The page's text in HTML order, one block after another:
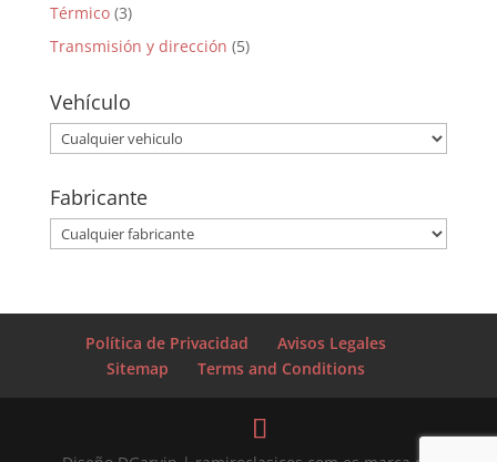
Térmico (3)
Transmisión y dirección (5)
Vehículo
Fabricante
Política de Privacidad
Avisos Legales
Sitemap
Terms and Conditions